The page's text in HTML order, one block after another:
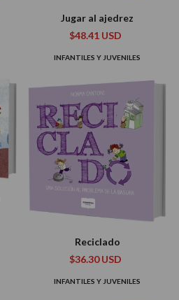
Jugar al ajedrez
$48.41 USD
INFANTILES Y JUVENILES
Reciclado
$36.30 USD
INFANTILES Y JUVENILES